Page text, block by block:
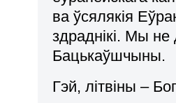
ва ўсялякія
здраднікі. Мы
Бацькаўшчыны.
Гэй, літвіны –